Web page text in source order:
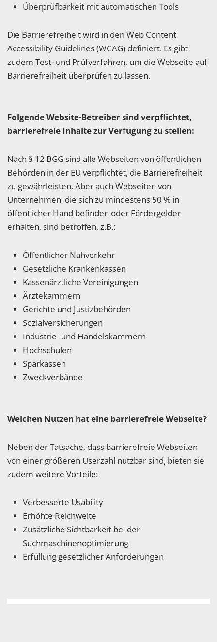
Überprüfbarkeit mit automatischen Tools
Die Barrierefreiheit wird in den Web Content
Accessibility Guidelines (WCAG) definiert. Es gibt
zudem Test- und Prüfverfahren, um die Webseite auf
Barrierefreiheit überprüfen zu lassen.
Folgende Website-Betreiber sind verpflichtet,
barrierefreie Inhalte zur Verfügung zu stellen:
Nach § 12 BGG sind alle Webseiten von öffentlichen
Behörden in der EU verpflichtet, die Barrierefreiheit
zu gewährleisten. Aber auch Webseiten von
Unternehmen, die sich zu mindestens 50 % in
öffentlicher Hand befinden oder Fördergelder
erhalten, sind betroffen, z.B.:
Öffentlicher Nahverkehr
Gesetzliche Krankenkassen
Kassenärztliche Vereinigungen
Ärztekammern
Gerichte und Justizbehörden
Sozialversicherungen
Industrie- und Handelskammern
Hochschulen
Sparkassen
Zweckverbände
Welchen Nutzen hat eine barrierefreie Webseite?
Neben der Tatsache, dass barrierefreie Webseiten
von einer größeren Userzahl nutzbar sind, bieten sie
zudem weitere Vorteile:
Verbesserte Usability
Erhöhte Reichweite
Zusätzliche Sichtbarkeit bei der
Suchmaschinenoptimierung
Erfüllung gesetzlicher Anforderungen